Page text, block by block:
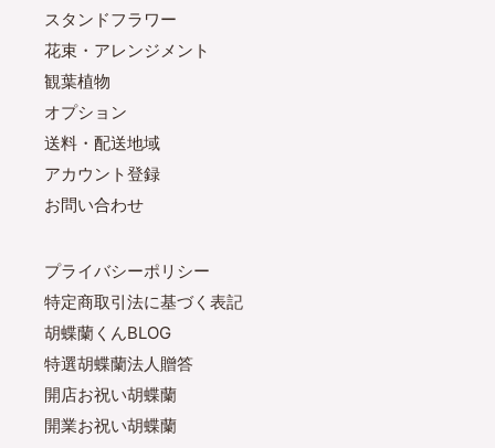
スタンドフラワー
花束・アレンジメント
観葉植物
オプション
送料・配送地域
アカウント登録
お問い合わせ
プライバシーポリシー
特定商取引法に基づく表記
胡蝶蘭くんBLOG
特選胡蝶蘭法人贈答
開店お祝い胡蝶蘭
開業お祝い胡蝶蘭